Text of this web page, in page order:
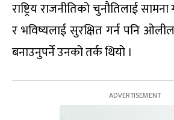
राष्ट्रिय राजनीतिको चुनौतिलाई सामना
र भविष्यलाई सुरक्षित गर्न पनि
बनाउनुपर्ने उनको तर्क थियो ।